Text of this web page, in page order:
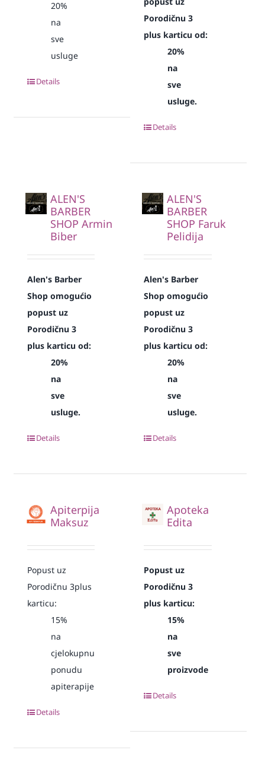
20%
na
sve
usluge
Details
Porodičnu 3
plus karticu od:
20%
na
sve
usluge.
Details
ALEN'S
BARBER
SHOP Armin
Biber
Alen's Barber
Shop omogućio
popust uz
Porodičnu 3
plus karticu od:
20%
na
sve
usluge.
Details
ALEN'S
BARBER
SHOP Faruk
Pelidija
Alen's Barber
Shop omogućio
popust uz
Porodičnu 3
plus karticu od:
20%
na
sve
usluge.
Details
Apiterpija
Maksuz
Popust uz
Porodičnu 3plus
karticu:
15%
na
cjelokupnu
ponudu
apiterapije
Details
Apoteka
Edita
Popust uz
Porodičnu 3
plus karticu:
15%
na
sve
proizvode
Details